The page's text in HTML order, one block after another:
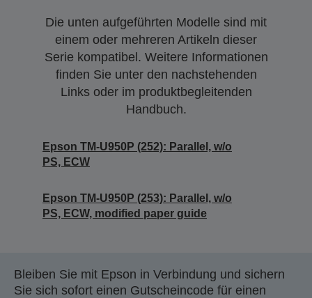
Die unten aufgeführten Modelle sind mit
einem oder mehreren Artikeln dieser
Serie kompatibel. Weitere Informationen
finden Sie unter den nachstehenden
Links oder im produktbegleitenden
Handbuch.
Epson TM-U950P (252): Parallel, w/o
PS, ECW
Epson TM-U950P (253): Parallel, w/o
PS, ECW, modified paper guide
Bleiben Sie mit Epson in Verbindung und sichern
Sie sich sofort einen Gutscheincode für einen